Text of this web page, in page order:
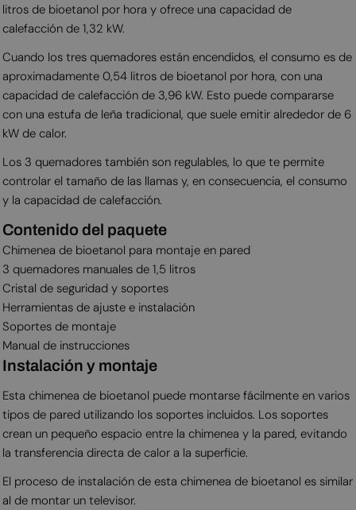
litros de bioetanol por hora y ofrece una capacidad de
calefacción de 1,32 kW.
Cuando los tres quemadores están encendidos, el consumo es de
aproximadamente 0,54 litros de bioetanol por hora, con una
capacidad de calefacción de 3,96 kW. Esto puede compararse
con una estufa de leña tradicional, que suele emitir alrededor de 6
kW de calor.
Los 3 quemadores también son regulables, lo que te permite
controlar el tamaño de las llamas y, en consecuencia, el consumo
y la capacidad de calefacción.
Contenido del paquete
Chimenea de bioetanol para montaje en pared
3 quemadores manuales de 1,5 litros
Cristal de seguridad y soportes
Herramientas de ajuste e instalación
Soportes de montaje
Manual de instrucciones
Instalación y montaje
Esta chimenea de bioetanol puede montarse fácilmente en varios
tipos de pared utilizando los soportes incluidos. Los soportes
crean un pequeño espacio entre la chimenea y la pared, evitando
la transferencia directa de calor a la superficie.
El proceso de instalación de esta chimenea de bioetanol es similar
al de montar un televisor.